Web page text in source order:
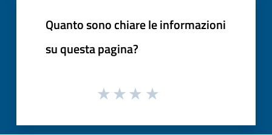
Quanto sono chiare le informazioni
su questa pagina?